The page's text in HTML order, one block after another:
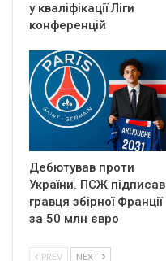
у кваліфікації Ліги
конференцій
Дебютував проти
України. ПСЖ підписав
гравця збірної Франції
за 50 млн євро
PREV NEXT